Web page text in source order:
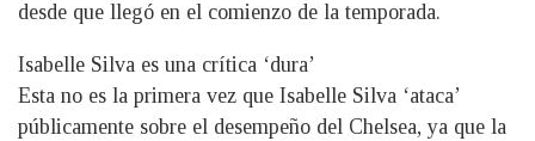
desde que llegó en el comienzo de la temporada.
Isabelle Silva es una crítica ‘dura’
Esta no es la primera vez que Isabelle Silva ‘ataca’
públicamente sobre el desempeño del Chelsea, ya que la